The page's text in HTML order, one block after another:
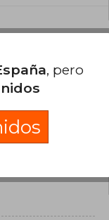
el libro
libro?Inicia
pregunta.
, pero